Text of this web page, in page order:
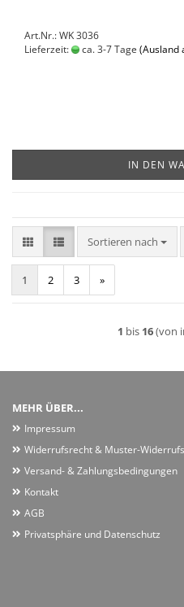
Art.Nr.: WK 3036
Lieferzeit:
ca. 3-7 Tage (Ausland
IN DEN
Sortieren nach
Sortieren nach
1 2 3 »
1 bis 16(von
MEHR ÜBER...
Impressum
Widerrufsrecht & Muster-
Versand- & Zahlungsbedingungen
Kontakt
AGB
Privatsphäre und Datenschutz